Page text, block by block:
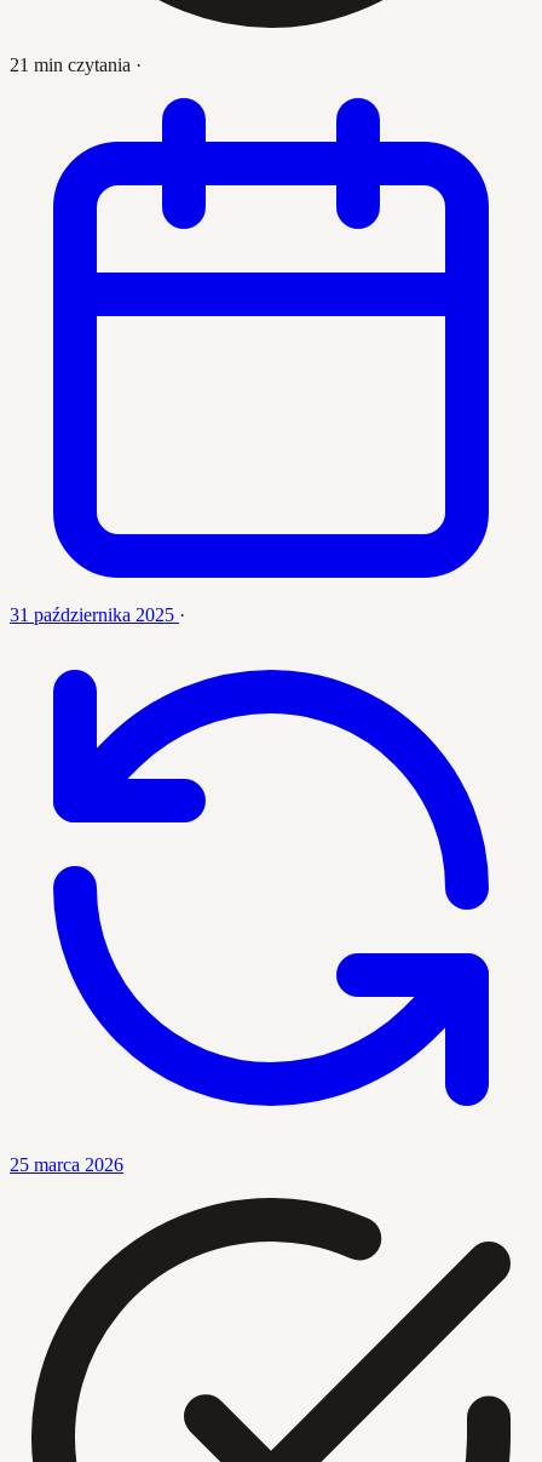
21 min czytania ·
31 października 2025 ·
25 marca 2026